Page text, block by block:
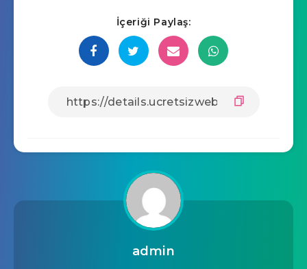
İçeriği Paylaş:
admin